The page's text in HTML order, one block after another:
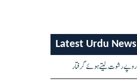
Latest Urdu News